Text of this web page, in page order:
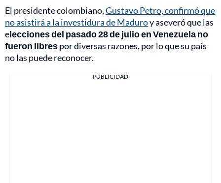
El presidente colombiano,Gustavo Petro, confirmó que
no asistirá a la investidura de Maduroy aseveró que las
elecciones del pasado 28 de julio en Venezuela no
fueron librespor diversas razones, por lo que su país
no las puede reconocer.
PUBLICIDAD